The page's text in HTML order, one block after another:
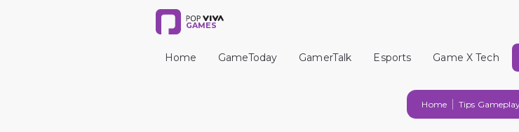
GAMES
Home GameToday GamerTalk Esports Game X Tech
Home Tips